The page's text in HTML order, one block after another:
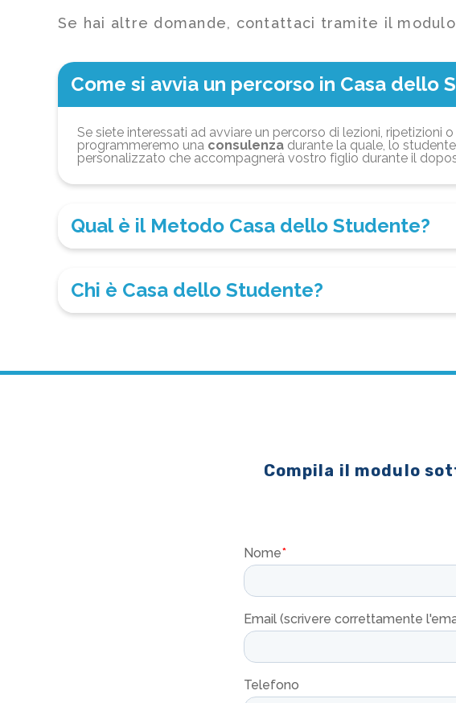
Se hai altre domande, contattaci tramite il
Come si avvia un percorso in Casa dello
Se siete interessati ad avviare un percorso di lezioni,
programmeremo una consulenza durante la quale, lo
personalizzato che accompagnerà vostro figlio durante il
Qual è il Metodo Casa dello Studente?
Chi è Casa dello Studente?
Compila il modulo